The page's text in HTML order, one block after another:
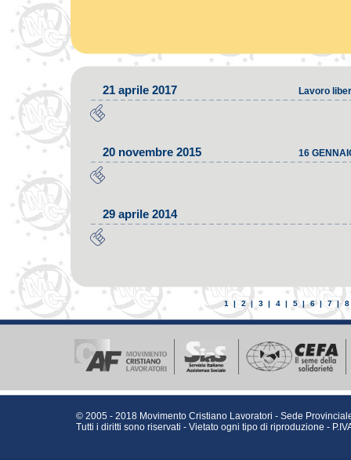
21 aprile 2017 Lavoro
20 novembre 2015 16
29 aprile 2014
1 | 2 | 3 | 4 | 5 | 6 | 7 | 8
© 2005 - 2018 Movimento Cristiano Lavoratori - Sede
Tutti i diritti sono riservati - Vietato ogni tipo di riproduzione -